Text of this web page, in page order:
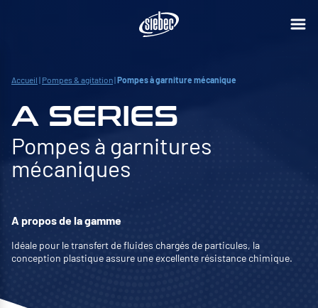
Accueil | Pompes & agitation|Pompes à garniture mécanique
A SERIES
Pompes à garnitures
mécaniques
A propos de la gamme
Idéale pour le transfert de fluides chargés de particules, la
conception plastique assure une excellente résistance chimique.